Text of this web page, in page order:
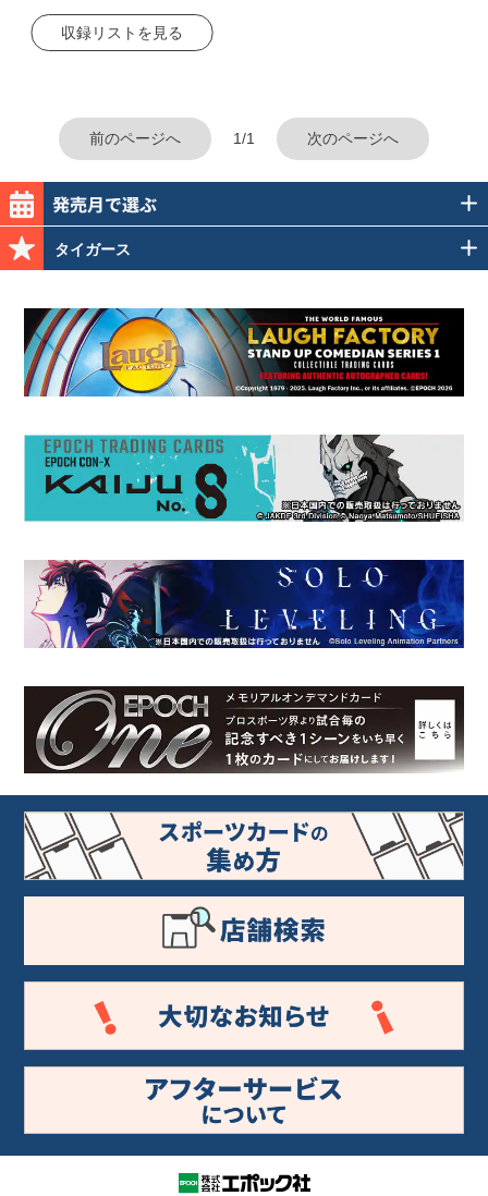
収録リストを見る
前のページへ 1/1 次のページへ
タイガース